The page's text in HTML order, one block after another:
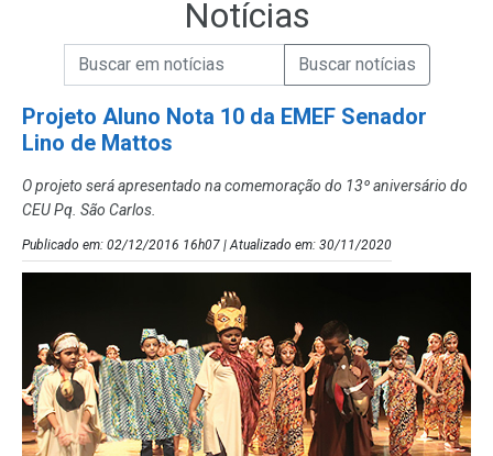
Notícias
Campo de Busca de Notícias
Campo de Busca de informaçõesEnviar a Busca de Notícias
Projeto Aluno Nota 10 da EMEF Senador
Lino de Mattos
O projeto será apresentado na comemoração do 13º aniversário do
CEU Pq. São Carlos.
Publicado em: 02/12/2016 16h07 | Atualizado em: 30/11/2020